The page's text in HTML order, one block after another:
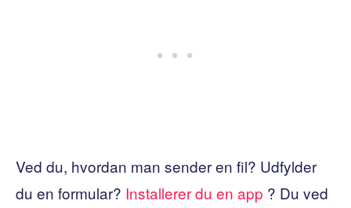
Ved du, hvordan man sender en fil? Udfylder
du en formular? Installerer du en app ? Du ved